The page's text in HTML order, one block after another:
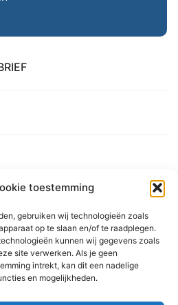
toestemming
gebruiken wij technologieën zoals
op te slaan en/of te raadplegen.
kunnen wij gegevens zoals
site verwerken. Als je geen
intrekt, kan dit een nadelige
en mogelijkheden.